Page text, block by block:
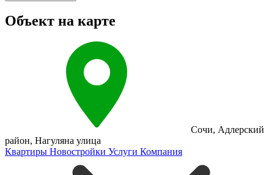
Объект на карте
Сочи, Адлерский
район, Нагуляна улица
Квартиры Новостройки Услуги Компания